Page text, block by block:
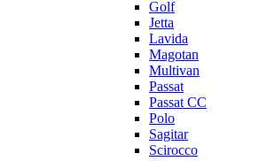
Golf
Jetta
Lavida
Magotan
Multivan
Passat
Passat CC
Polo
Sagitar
Scirocco